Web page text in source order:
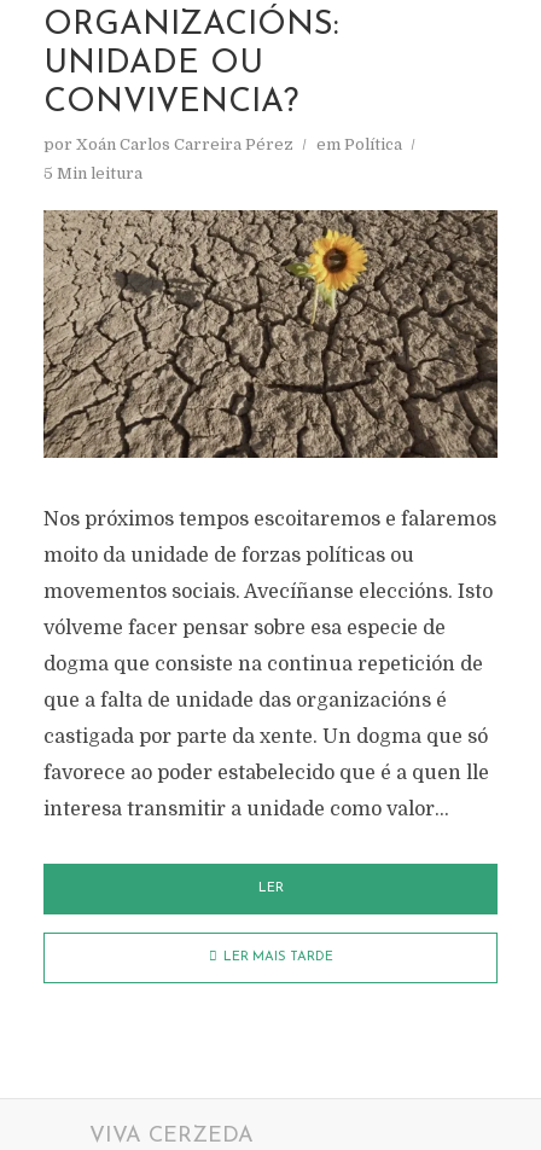
ORGANIZACIÓNS:
UNIDADE OU
CONVIVENCIA?
por Xoán Carlos Carreira Pérez em Política
5 Min leitura
Nos próximos tempos escoitaremos e falaremos
moito da unidade de forzas políticas ou
movementos sociais. Avecíñanse eleccións. Isto
vólveme facer pensar sobre esa especie de
dogma que consiste na continua repetición de
que a falta de unidade das organizacións é
castigada por parte da xente. Un dogma que só
favorece ao poder estabelecido que é a quen lle
interesa transmitir a unidade como valor...
LER
LER MAIS TARDE
VIVA CERZEDA